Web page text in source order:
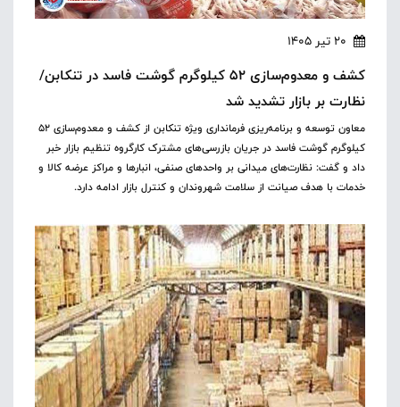
20 تیر 1405
کشف و معدوم‌سازی ۵۲ کیلوگرم گوشت فاسد در تنکابن/
نظارت بر بازار تشدید شد
معاون توسعه و برنامه‌ریزی فرمانداری ویژه تنکابن از کشف و معدوم‌سازی ۵۲
کیلوگرم گوشت فاسد در جریان بازرسی‌های مشترک کارگروه تنظیم بازار خبر
داد و گفت: نظارت‌های میدانی بر واحدهای صنفی، انبارها و مراکز عرضه کالا و
خدمات با هدف صیانت از سلامت شهروندان و کنترل بازار ادامه دارد.